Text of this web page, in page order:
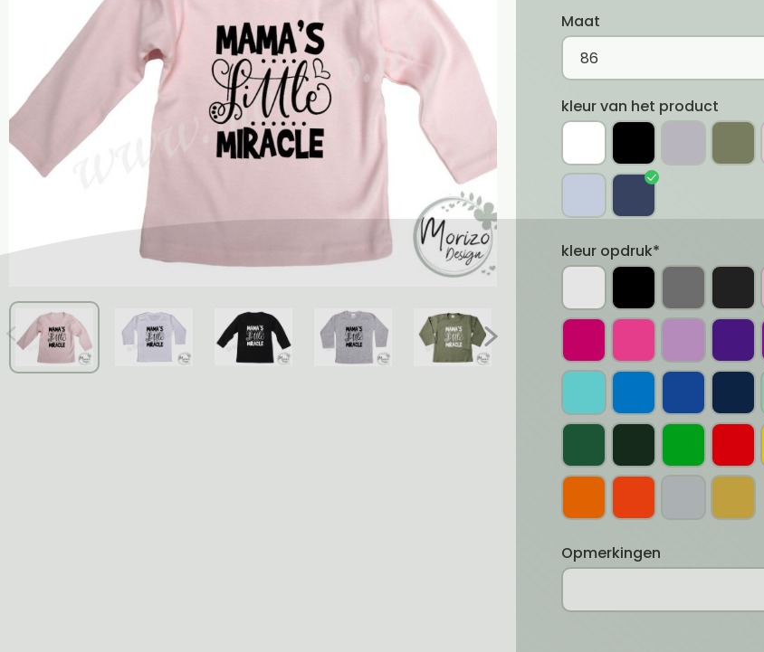
Maat
kleur van het product
kleur opdruk*
Opmerkingen